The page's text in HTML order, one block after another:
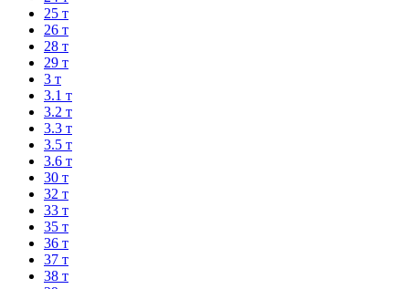
25 т
26 т
28 т
29 т
3 т
3.1 т
3.2 т
3.3 т
3.5 т
3.6 т
30 т
32 т
33 т
35 т
36 т
37 т
38 т